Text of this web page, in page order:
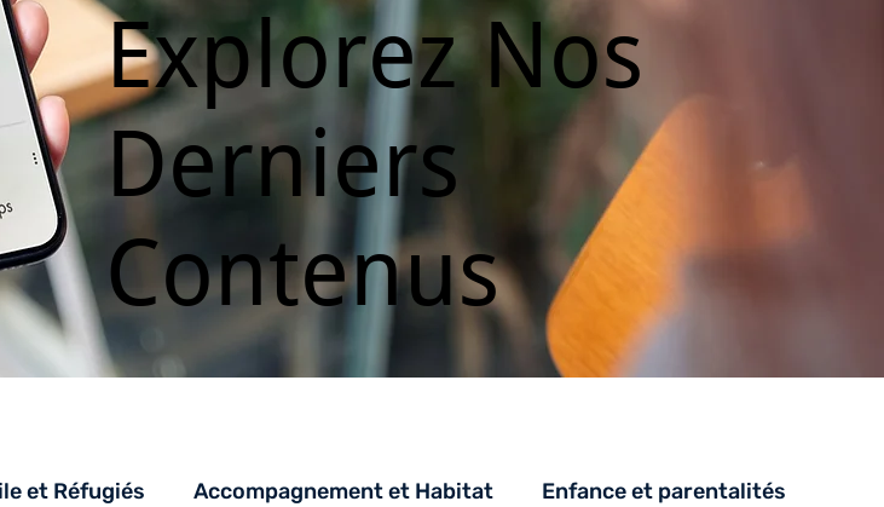
Explorez Nos
Derniers
Contenus
et Réfugiés Accompagnement et Habitat Enfance et parentalités